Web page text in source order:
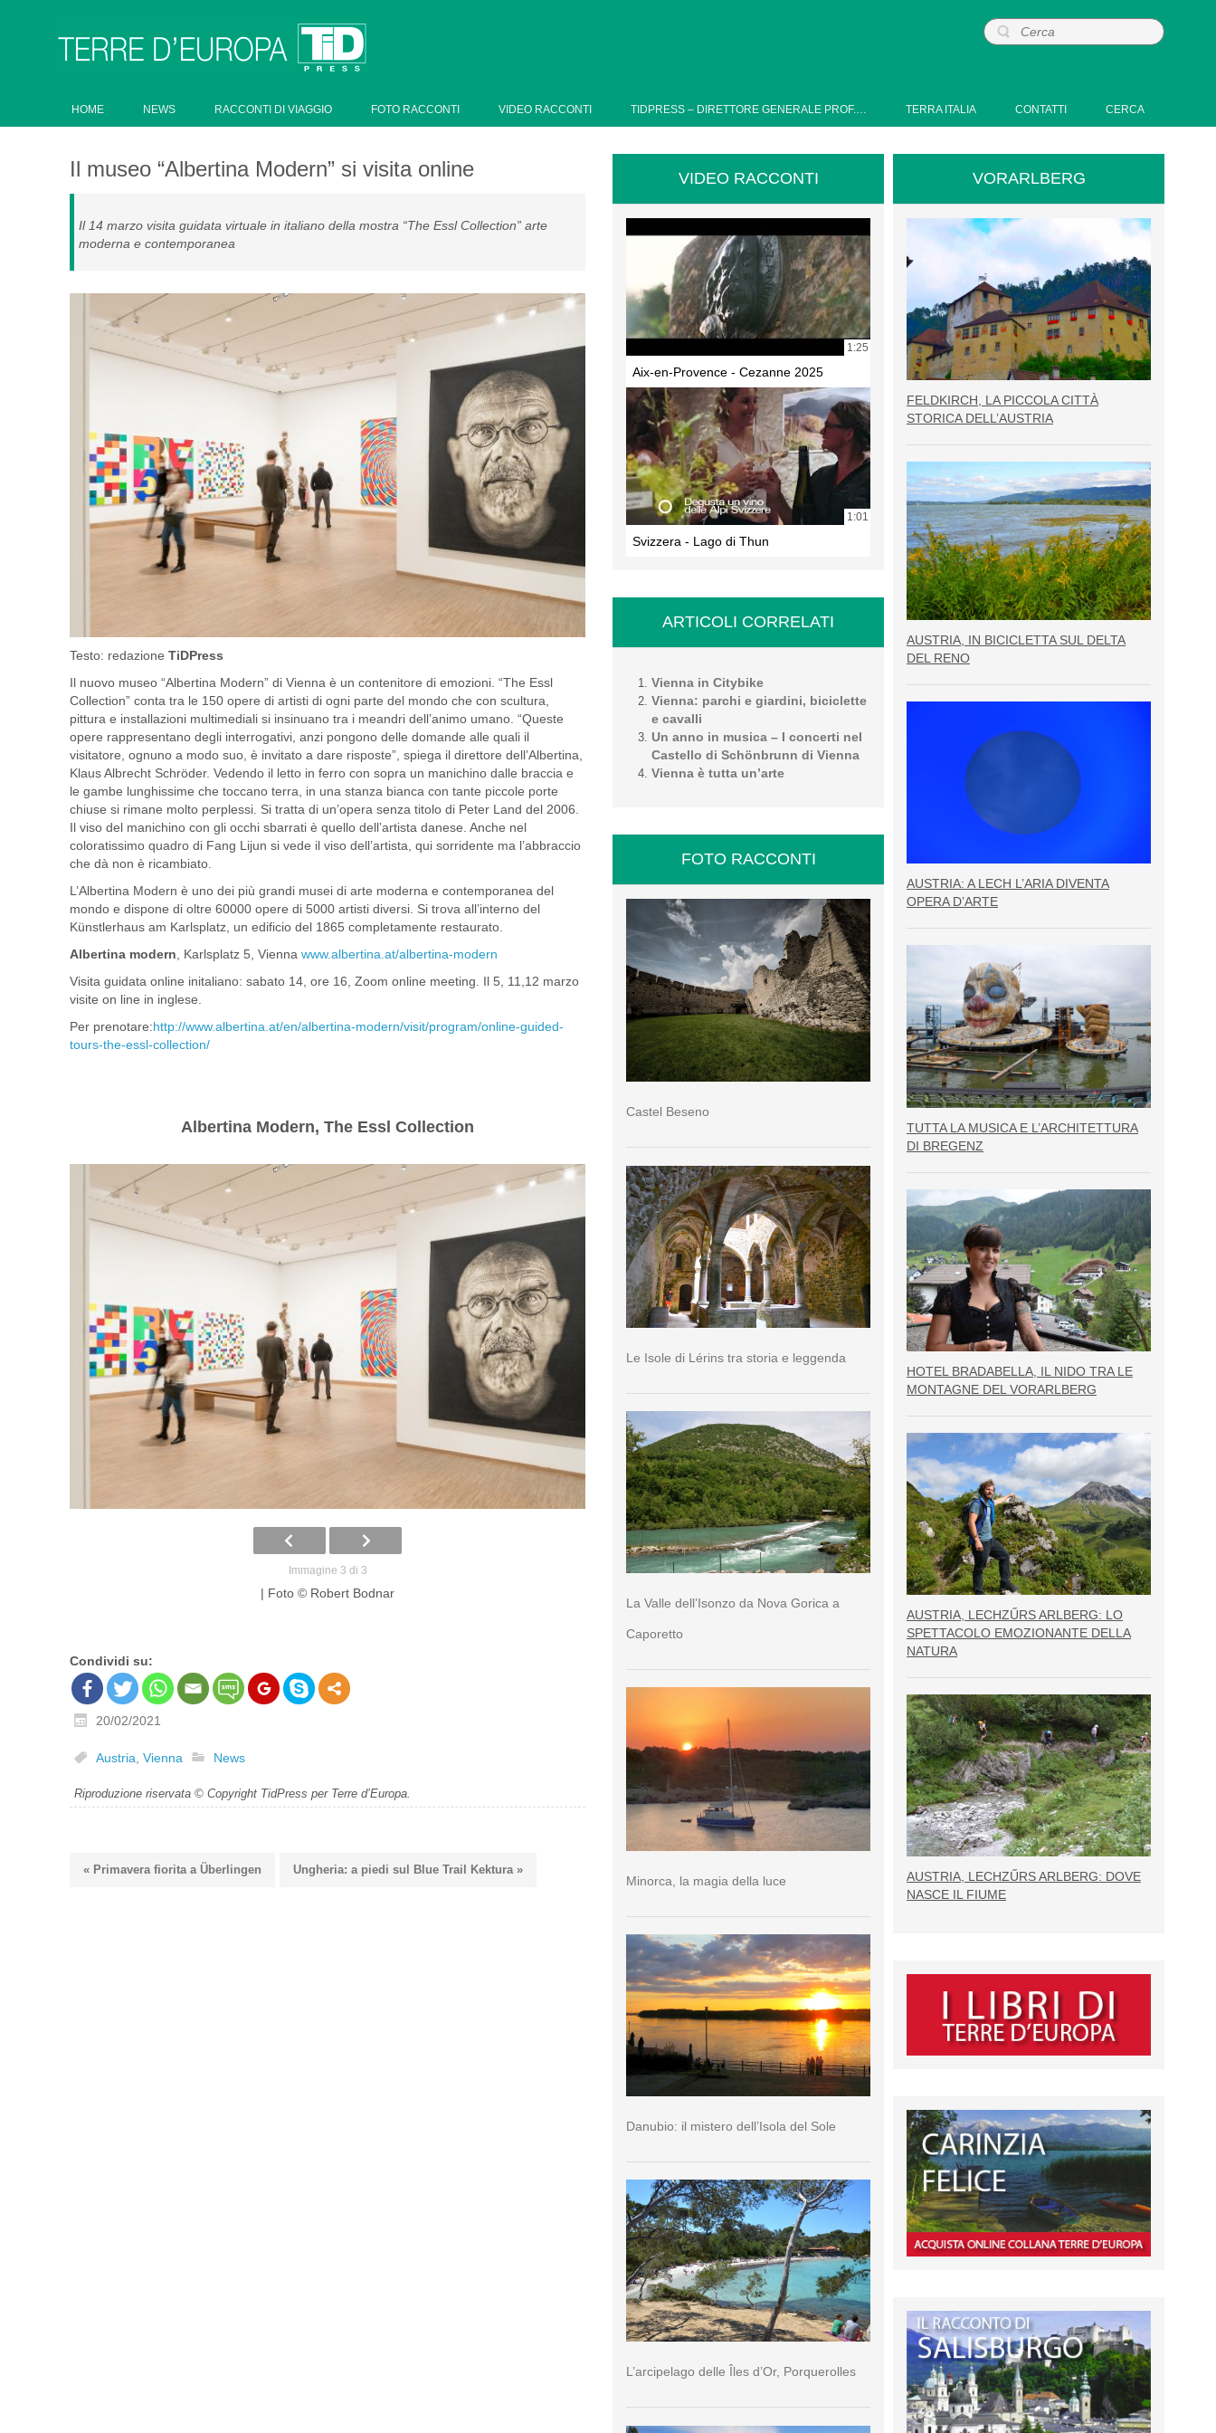
HOME NEWS RACCONTI DI VIAGGIO FOTO RACCONTI VIDEO RACCONTI TIDPRESS – DIRETTORE GENERALE PROF.… TERRA ITALIA CONTATTI CERCA
Il museo “Albertina Modern” si visita online
Il 14 marzo visita guidata virtuale in italiano della mostra “The Essl Collection” arte
moderna e contemporanea
Testo: redazione TiDPress
Il nuovo museo “Albertina Modern” di Vienna è un contenitore di emozioni. “The Essl
Collection” conta tra le 150 opere di artisti di ogni parte del mondo che con scultura,
pittura e installazioni multimediali si insinuano tra i meandri dell’animo umano. “Queste
opere rappresentano degli interrogativi, anzi pongono delle domande alle quali il
visitatore, ognuno a modo suo, è invitato a dare risposte”, spiega il direttore dell’Albertina,
Klaus Albrecht Schröder. Vedendo il letto in ferro con sopra un manichino dalle braccia e
le gambe lunghissime che toccano terra, in una stanza bianca con tante piccole porte
chiuse si rimane molto perplessi. Si tratta di un’opera senza titolo di Peter Land del 2006.
Il viso del manichino con gli occhi sbarrati è quello dell’artista danese. Anche nel
coloratissimo quadro di Fang Lijun si vede il viso dell’artista, qui sorridente ma l’abbraccio
che dà non è ricambiato.
L’Albertina Modern è uno dei più grandi musei di arte moderna e contemporanea del
mondo e dispone di oltre 60000 opere di 5000 artisti diversi. Si trova all’interno del
Künstlerhaus am Karlsplatz, un edificio del 1865 completamente restaurato.
Albertina modern, Karlsplatz 5, Vienna www.albertina.at/albertina-modern
Visita guidata online initaliano: sabato 14, ore 16, Zoom online meeting. Il 5, 11,12 marzo
visite on line in inglese.
Per prenotare:http://www.albertina.at/en/albertina-modern/visit/program/online-guided-
tours-the-essl-collection/
Albertina Modern, The Essl Collection
Immagine 3 di 3
| Foto © Robert Bodnar
Condividi su:
20/02/2021
Austria, Vienna News
Riproduzione riservata © Copyright TidPress per Terre d’Europa.
« Primavera fiorita a Überlingen Ungheria: a piedi sul Blue Trail Kektura »
VIDEO RACCONTI
1:25
Aix-en-Provence - Cezanne 2025
1:01
Svizzera - Lago di Thun
ARTICOLI CORRELATI
Vienna in Citybike
Vienna: parchi e giardini, biciclette
e cavalli
Un anno in musica – I concerti nel
Castello di Schönbrunn di Vienna
Vienna è tutta un’arte
FOTO RACCONTI
Castel Beseno
Le Isole di Lérins tra storia e leggenda
La Valle dell’Isonzo da Nova Gorica a
Caporetto
Minorca, la magia della luce
Danubio: il mistero dell’Isola del Sole
L’arcipelago delle Îles d’Or, Porquerolles
VORARLBERG
FELDKIRCH, LA PICCOLA CITTÀ
STORICA DELL’AUSTRIA
AUSTRIA, IN BICICLETTA SUL DELTA
DEL RENO
AUSTRIA: A LECH L’ARIA DIVENTA
OPERA D’ARTE
TUTTA LA MUSICA E L’ARCHITETTURA
DI BREGENZ
HOTEL BRADABELLA, IL NIDO TRA LE
MONTAGNE DEL VORARLBERG
AUSTRIA, LECHZŰRS ARLBERG: LO
SPETTACOLO EMOZIONANTE DELLA
NATURA
AUSTRIA, LECHZŰRS ARLBERG: DOVE
NASCE IL FIUME